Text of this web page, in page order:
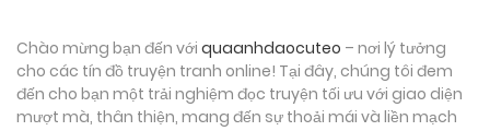
Chào mừng bạn đến với quaanhdaocuteo – nơi lý tưởng
cho các tín đồ truyện tranh online! Tại đây, chúng tôi đem
đến cho bạn một trải nghiệm đọc truyện tối ưu với giao diện
mượt mà, thân thiện, mang đến sự thoải mái và liền mạch